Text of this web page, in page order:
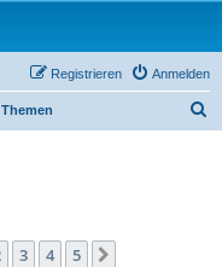
Anmelden
Registrieren
3 4 5